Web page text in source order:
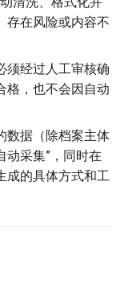
存在风险或内容不
须经过人工审核确
格，也不会因自动
数据（除档案主体
动采集”，同时在
成的具体方式和工